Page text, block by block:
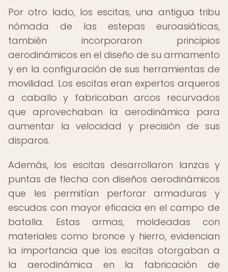
Por otro lado, los escitas, una antigua tribu
nómada de las estepas euroasiáticas,
también incorporaron principios
aerodinámicos en el diseño de su armamento
y en la configuración de sus herramientas de
movilidad. Los escitas eran expertos arqueros
a caballo y fabricaban arcos recurvados
que aprovechaban la aerodinámica para
aumentar la velocidad y precisión de sus
disparos.
Además, los escitas desarrollaron lanzas y
puntas de flecha con diseños aerodinámicos
que les permitían perforar armaduras y
escudos con mayor eficacia en el campo de
batalla. Estas armas, moldeadas con
materiales como bronce y hierro, evidencian
la importancia que los escitas otorgaban a
la aerodinámica en la fabricación de